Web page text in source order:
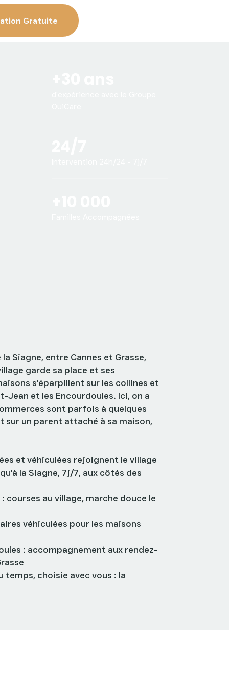
Gratuite
Siagne, entre Cannes et Grasse,
garde sa place et ses
s'éparpillent sur les collines et
Jean et les Encourdoules. Ici, on a
sont parfois à quelques
sur un parent attaché à sa maison,
et véhiculées rejoignent le village
la Siagne, 7j/7, aux côtés des
courses au village, marche douce le
véhiculées pour les maisons
: accompagnement aux rendez-
temps, choisie avec vous : la